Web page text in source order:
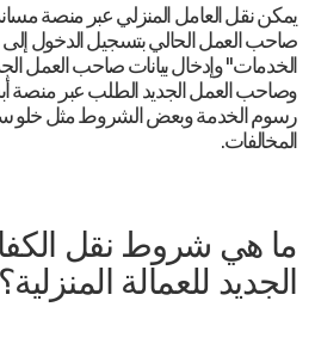
يمكن نقل العامل المنزلي عبر منصة مساند
صاحب العمل الحالي بتسجيل الدخول إلى
الخدمات" وإدخال بيانات صاحب العمل
وصاحب العمل الجديد الطلب عبر منصة
رسوم الخدمة وبعض الشروط مثل خلو
المخالفات.
ما هي شروط نقل
الجديد للعمالة المنزلية؟